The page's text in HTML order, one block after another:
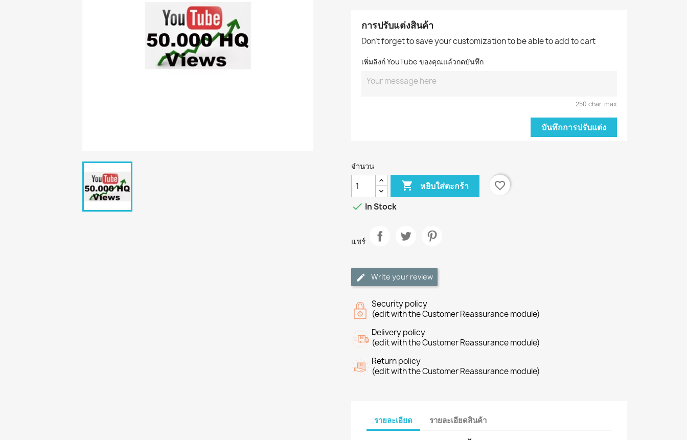
การปรับแต่งสินค้า
Don't forget to save your customization to be able to add to cart
เพิ่มลิงก์ YouTube ของคุณแล้วกดบันทึก
250 char. max
บันทึกการปรับแต่ง
จำนวน
 หยิบใส่ตะกร้า
favorite_border
 In Stock
แชร์
Write your review
Security policy
(edit with the Customer Reassurance module)
Delivery policy
(edit with the Customer Reassurance module)
Return policy
(edit with the Customer Reassurance module)
รายละเอียด รายละเอียดสินค้า